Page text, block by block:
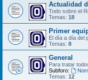
Actualidad
Todo sobre el
Temas: 18
Primer
El día a día del
Temas: 8
General
Para tratar
Subforo:
Temas: 12